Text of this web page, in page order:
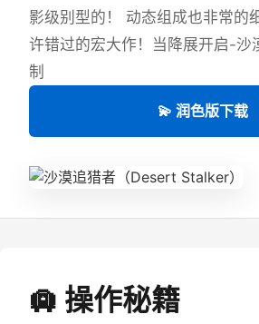
影级别型的！ 动态组成也非常的
许错过的宏大作！当降展开启-沙
制
💫 润色版下载
🛄 操作秘籍